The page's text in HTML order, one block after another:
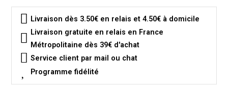
Livraison dès 3.50€ en relais et 4.50€ à domicile
Livraison gratuite en relais en France
Métropolitaine dès 39€ d'achat
Service client par mail ou chat
Programme fidélité